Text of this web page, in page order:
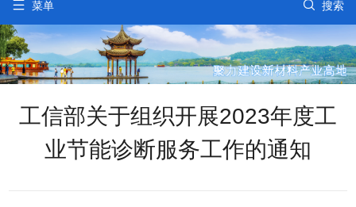
 菜单  搜索
工信部关于组织开展2023年度工
业节能诊断服务工作的通知